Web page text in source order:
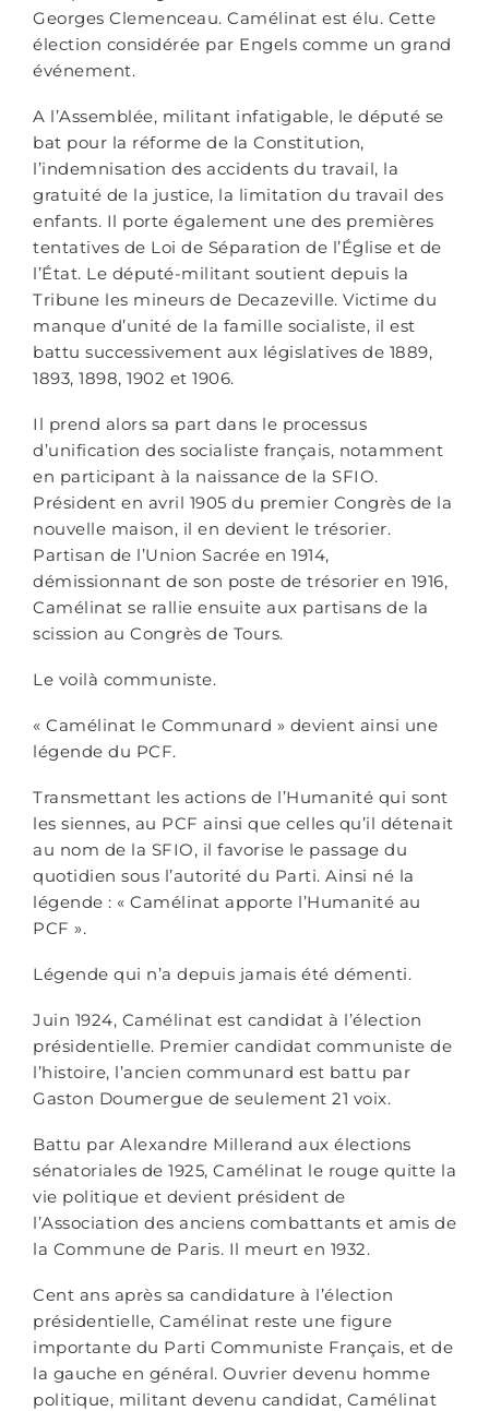
Georges Clemenceau. Camélinat est élu. Cette
élection considérée par Engels comme un grand
événement.
A l’Assemblée, militant infatigable, le député se
bat pour la réforme de la Constitution,
l’indemnisation des accidents du travail, la
gratuité de la justice, la limitation du travail des
enfants. Il porte également une des premières
tentatives de Loi de Séparation de l’Église et de
l’État. Le député-militant soutient depuis la
Tribune les mineurs de Decazeville. Victime du
manque d’unité de la famille socialiste, il est
battu successivement aux législatives de 1889,
1893, 1898, 1902 et 1906.
Il prend alors sa part dans le processus
d’unification des socialiste français, notamment
en participant à la naissance de la SFIO.
Président en avril 1905 du premier Congrès de la
nouvelle maison, il en devient le trésorier.
Partisan de l’Union Sacrée en 1914,
démissionnant de son poste de trésorier en 1916,
Camélinat se rallie ensuite aux partisans de la
scission au Congrès de Tours.
Le voilà communiste.
« Camélinat le Communard » devient ainsi une
légende du PCF.
Transmettant les actions de l’Humanité qui sont
les siennes, au PCF ainsi que celles qu’il détenait
au nom de la SFIO, il favorise le passage du
quotidien sous l’autorité du Parti. Ainsi né la
légende : « Camélinat apporte l’Humanité au
PCF ».
Légende qui n’a depuis jamais été démenti.
Juin 1924, Camélinat est candidat à l’élection
présidentielle. Premier candidat communiste de
l’histoire, l’ancien communard est battu par
Gaston Doumergue de seulement 21 voix.
Battu par Alexandre Millerand aux élections
sénatoriales de 1925, Camélinat le rouge quitte la
vie politique et devient président de
l’Association des anciens combattants et amis de
la Commune de Paris. Il meurt en 1932.
Cent ans après sa candidature à l’élection
présidentielle, Camélinat reste une figure
importante du Parti Communiste Français, et de
la gauche en général. Ouvrier devenu homme
politique, militant devenu candidat, Camélinat